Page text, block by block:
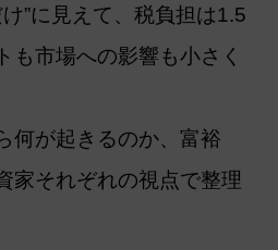
”に見えて、税負担は1.5
も市場への影響も小さく
何が起きるのか、富裕
家それぞれの視点で整理